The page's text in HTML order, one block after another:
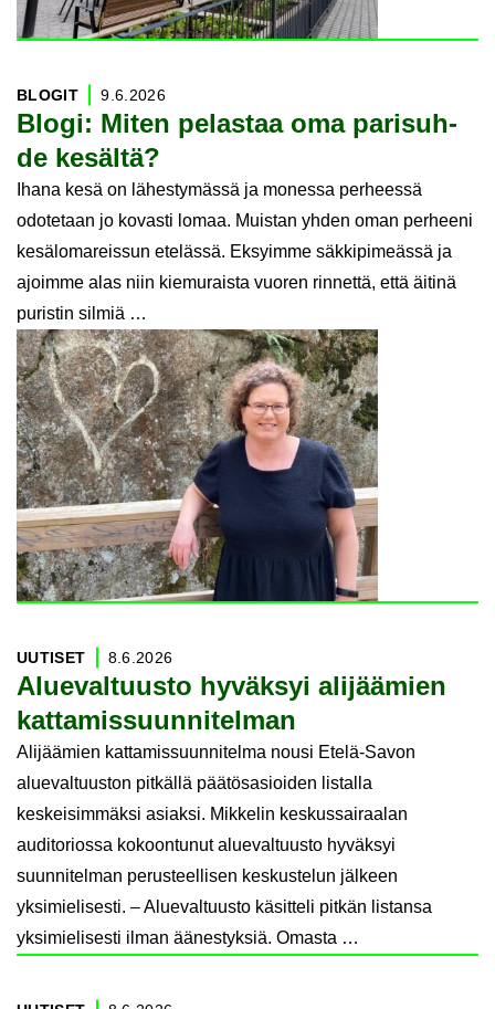
Blogi: Miten pe­las­taa oma pa­ri­suh­
de ke­säl­tä?
BLO­GIT 9.6.2026
Ihana kesä on lähestymässä ja monessa perheessä
odotetaan jo kovasti lomaa. Muistan yhden oman perheeni
kesälomareissun etelässä. Eksyimme säkkipimeässä ja
ajoimme alas niin kiemuraista vuoren rinnettä, että äitinä
puristin silmiä …
Alue­val­tuus­to hy­väk­syi ali­jää­mien
kat­ta­mis­suun­ni­tel­man
UU­TI­SET 8.6.2026
Alijäämien kattamissuunnitelma nousi Etelä-Savon
aluevaltuuston pitkällä päätösasioiden listalla
keskeisimmäksi asiaksi. Mikkelin keskussairaalan
auditoriossa kokoontunut aluevaltuusto hyväksyi
suunnitelman perusteellisen keskustelun jälkeen
yksimielisesti. – Aluevaltuusto käsitteli pitkän listansa
yksimielisesti ilman äänestyksiä. Omasta …